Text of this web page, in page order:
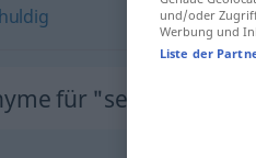
für "serafic"
und/oder
Werbung und
Liste der